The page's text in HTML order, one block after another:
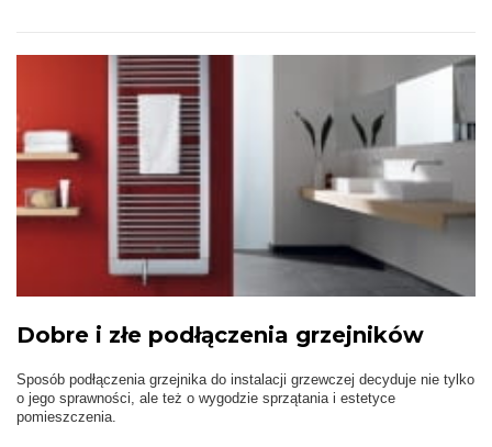
Dobre i złe podłączenia grzejników
Sposób podłączenia grzejnika do instalacji grzewczej decyduje nie tylko
o jego sprawności, ale też o wygodzie sprzątania i estetyce
pomieszczenia.